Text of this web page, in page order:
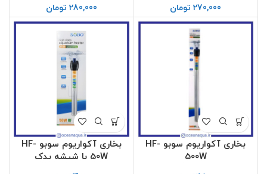
270,000 تومان 280,000 تومان
بخاری آکواریوم سوبو HF-
500W
بخاری آکواریوم سوبو HF-
50W با شیشه یدک